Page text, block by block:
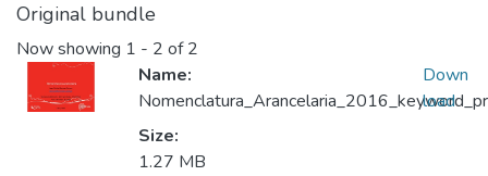
Original bundle
Now showing 1 - 2 of 2
Name:
Size:
1.27 MB
Down
load